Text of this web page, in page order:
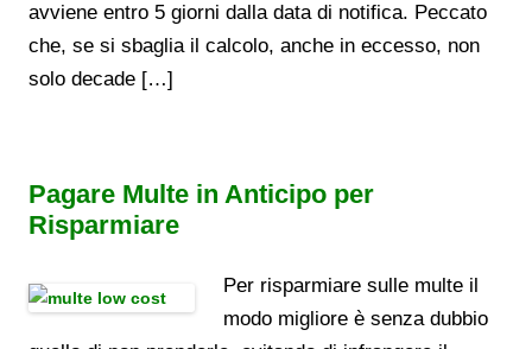
avviene entro 5 giorni dalla data di notifica. Peccato
che, se si sbaglia il calcolo, anche in eccesso, non
solo decade […]
Pagare Multe in Anticipo per
Risparmiare
Per risparmiare sulle multe il
modo migliore è senza dubbio